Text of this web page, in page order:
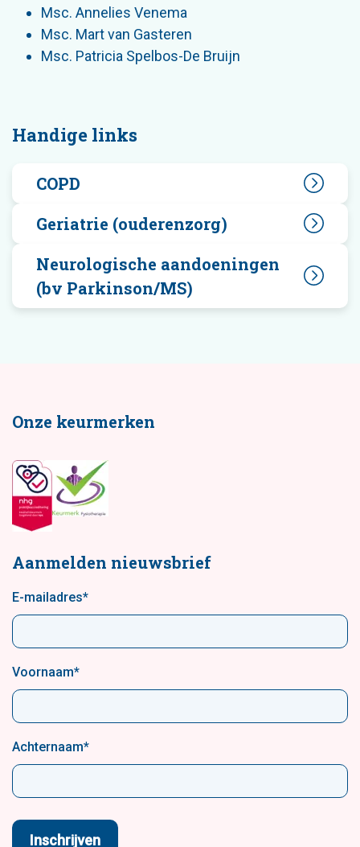
Msc. Annelies Venema
Msc. Mart van Gasteren
Msc. Patricia Spelbos-De Bruijn
Handige links
COPD
Geriatrie (ouderenzorg)
Neurologische aandoeningen
(bv Parkinson/MS)
Onze keurmerken
Aanmelden nieuwsbrief
E-mailadres*
Voornaam*
Achternaam*